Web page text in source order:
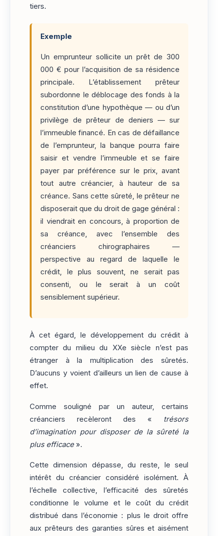
tiers.
Exemple
Un emprunteur sollicite un prêt de 300
000 € pour l’acquisition de sa résidence
principale. L’établissement prêteur
subordonne le déblocage des fonds à la
constitution d’une hypothèque — ou d’un
privilège de prêteur de deniers — sur
l’immeuble financé. En cas de défaillance
de l’emprunteur, la banque pourra faire
saisir et vendre l’immeuble et se faire
payer par préférence sur le prix, avant
tout autre créancier, à hauteur de sa
créance. Sans cette sûreté, le prêteur ne
disposerait que du droit de gage général :
il viendrait en concours, à proportion de
sa créance, avec l’ensemble des
créanciers chirographaires —
perspective au regard de laquelle le
crédit, le plus souvent, ne serait pas
consenti, ou le serait à un coût
sensiblement supérieur.
À cet égard, le développement du crédit à
compter du milieu du XXe siècle n’est pas
étranger à la multiplication des sûretés.
D’aucuns y voient d’ailleurs un lien de cause à
effet.
Comme souligné par un auteur, certains
créanciers recèleront des « trésors
d’imagination pour disposer de la sûreté la
plus efficace».
Cette dimension dépasse, du reste, le seul
intérêt du créancier considéré isolément. À
l’échelle collective, l’efficacité des sûretés
conditionne le volume et le coût du crédit
distribué dans l’économie : plus le droit offre
aux prêteurs des garanties sûres et aisément